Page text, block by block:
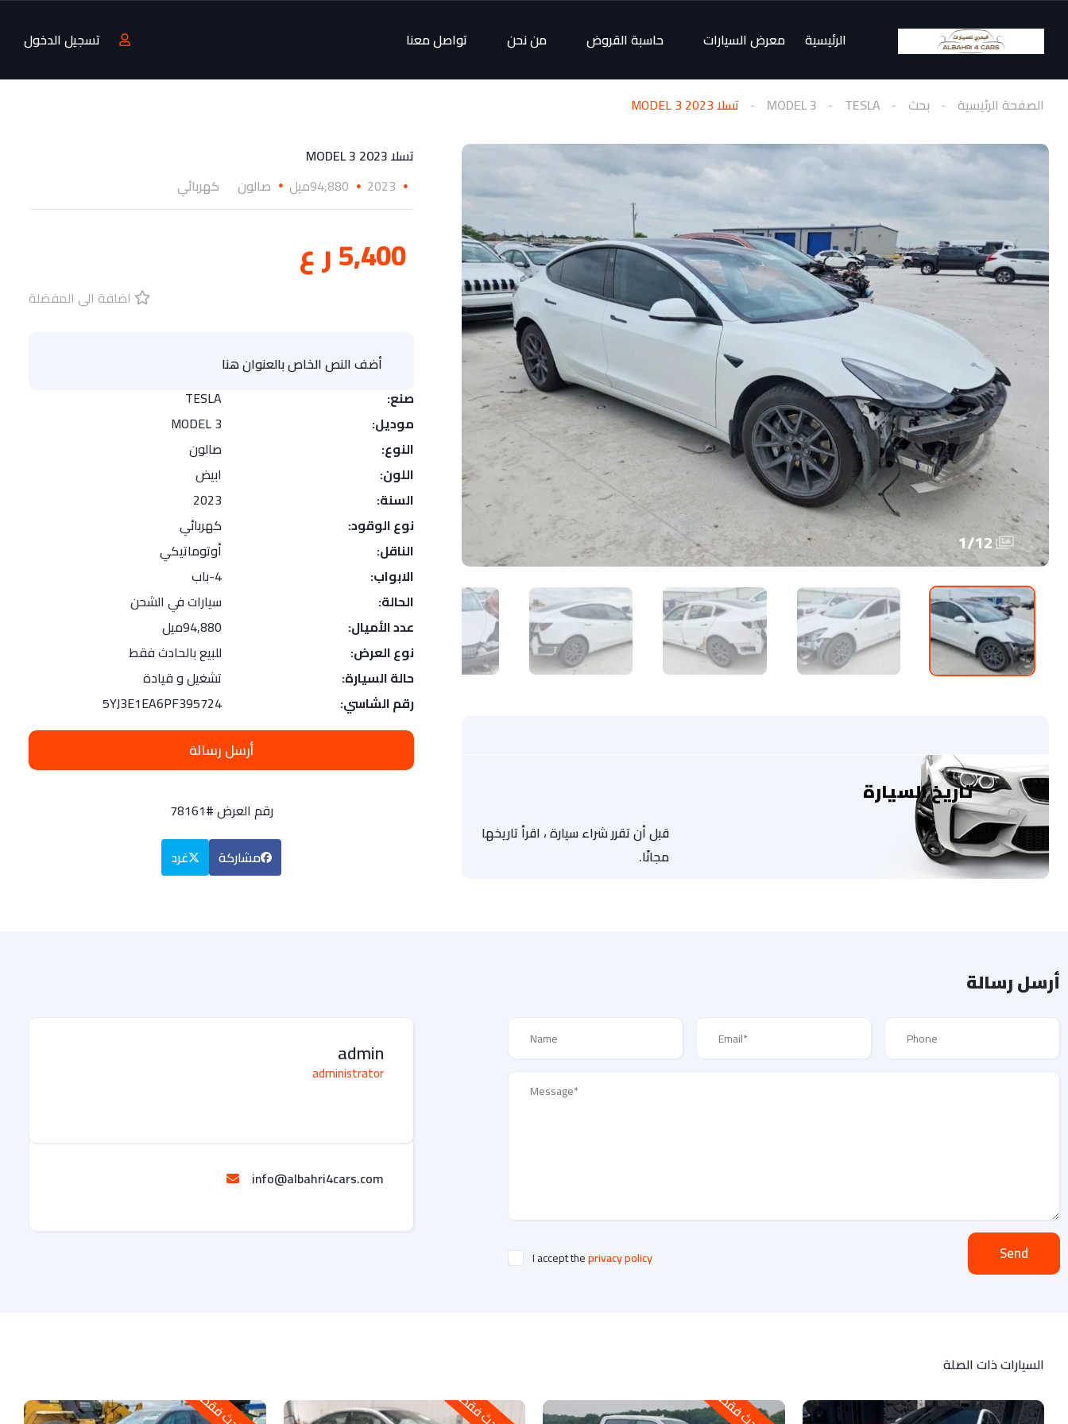
الرئيسية معرض السيارات حاسبة القروض من نحن تواصل معنا تسجيل الدخول
الصفحة الرئيسية بحث TESLA
MODEL 3 تسلا 2023 MODEL 3
1/12
تاريخ السيارة
قبل أن تقرر شراء سيارة ، اقرأ تاريخها
مجانًا.
تسلا 2023 MODEL 3
2023
94,880ميل صالون كهربائي
5,400 ر ع
اضافة الى المفضلة
أضف النص الخاص بالعنوان هنا
صنع:
TESLA
موديل:
MODEL 3
النوع:
صالون
اللون:
ابيض
السنة:
2023
نوع الوقود:
كهربائي
الناقل:
أوتوماتيكي
الابواب:
4-باب
الحالة:
سيارات في الشحن
عدد الأميال:
94,880ميل
نوع العرض:
للبيع بالحادث فقط
حالة السيارة:
تشغيل و قيادة
رقم الشاسي:
5YJ3E1EA6PF395724
أرسل رسالة
رقم العرض #78161
مشاركة
غرد
أرسل رسالة
I accept theprivacy policy Send
admin
administrator
info@albahri4cars.com
السيارات ذات الصلة